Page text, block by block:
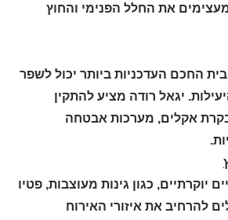
את החלל הפנימי והחוץ
החכם העדכניות ביותר יכול לשפר
יגאל רודה מציע להתקין
אקלים, מערכות אבטחה
יוקרתיים, כגון גינות מעוצבות, פטיו
להרחיב את איזורי האירוח